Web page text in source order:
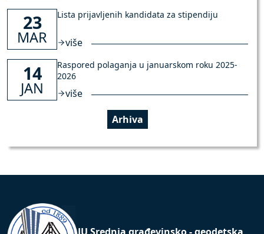
23
MAR
Lista prijavljenih kandidata za stipendiju
više
14
JAN
Raspored polaganja u januarskom roku 2025-
2026
više
Arhiva